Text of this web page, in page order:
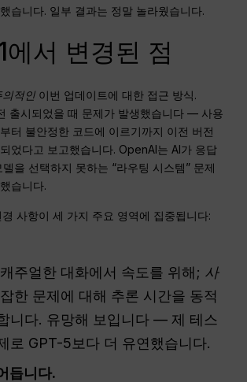
습니다. 일부 결과는 정말 놀라웠습니다.
에서 변경된 점
의적인 이번 업데이트에 대한 접근 방식.
출시되었을 때 문제가 발생했습니다 — 사용
터 불안정한 코드에 이르기까지 이전 버전
었다고 보고했습니다. OpenAI는 AI가 응답
을 선택하지 못하는 “라우팅 시스템” 문제
습니다.
경 사항이 세 가지 주요 영역에 집중됩니다:
캐주얼한 대화에서 속도를 위해; 사
한 문제에 대해 추론 시간을 동적
니다. 유망해 보입니다 — 제 테스
로 GPT-5보다 더 유연했습니다.
듭니다.